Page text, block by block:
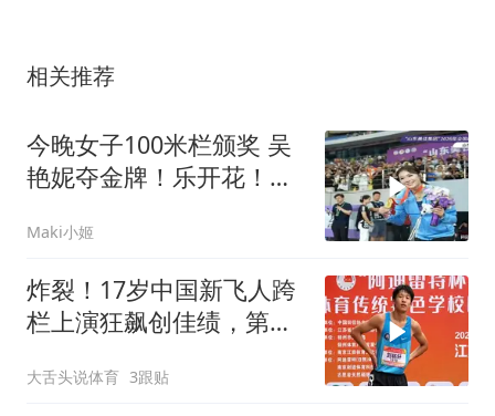
相关推荐
今晚女子100米栏颁奖 吴
艳妮夺金牌！乐开花！兴
Maki小姬
炸裂！17岁中国新飞人跨
栏上演狂飙创佳绩，第二
大舌头说体育 3跟贴